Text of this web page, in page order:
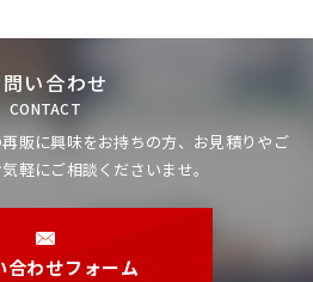
い合わせ
CONTACT
販に興味をお持ちの方、 お見積りやご
軽にご相談くださいませ。
合わせフォーム